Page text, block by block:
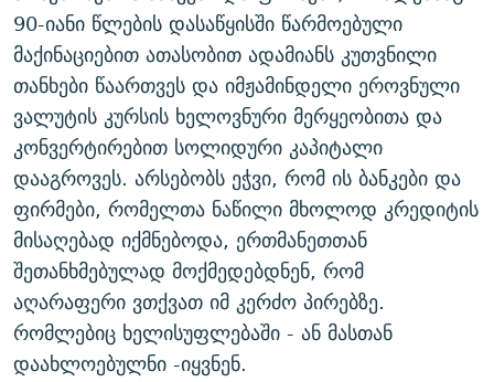
90-იანი წლების დასაწყისში წარმოებული
მაქინაციებით ათასობით ადამიანს კუთვნილი
თანხები წაართვეს და იმჟამინდელი ეროვნული
ვალუტის კურსის ხელოვნური მერყეობითა და
კონვერტირებით სოლიდური კაპიტალი
დააგროვეს. არსებობს ეჭვი, რომ ის ბანკები და
ფირმები, რომელთა ნაწილი მხოლოდ კრედიტის
მისაღებად იქმნებოდა, ერთმანეთთან
შეთანხმებულად მოქმედებდნენ, რომ
აღარაფერი ვთქვათ იმ კერძო პირებზე.
რომლებიც ხელისუფლებაში - ან მასთან
დაახლოებულნი -იყვნენ.